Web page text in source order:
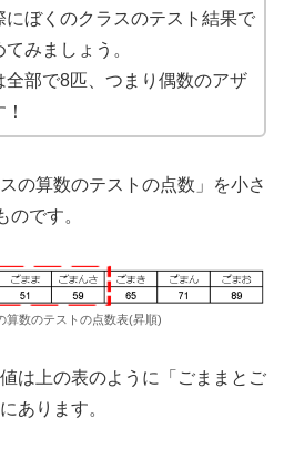
にぼくのクラスのテスト結果で
みましょう。
全部で8匹、つまり偶数のアザ
の算数のテストの点数」を小さ
のです。
算数のテストの点数表(昇順)
は上の表のように「ごままとご
あります。